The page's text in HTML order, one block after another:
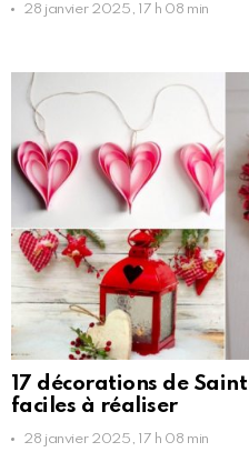
28 janvier 2025, 17 h 08 min
17 décorations de
faciles à réaliser
28 janvier 2025, 17 h 08 min